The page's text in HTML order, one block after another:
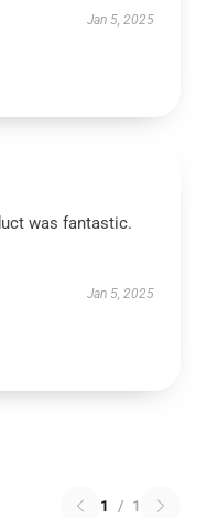
Jan 5, 2025
was fantastic.
Jan 5, 2025
1 / 1